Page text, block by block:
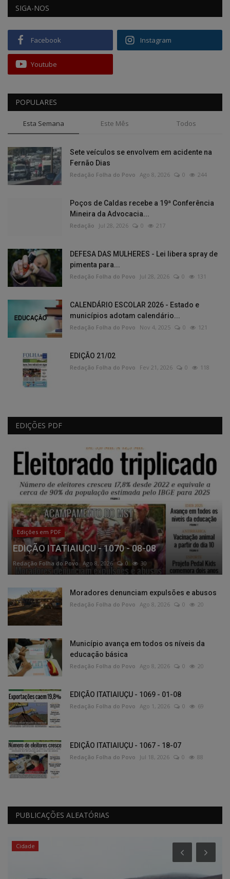
SIGA-NOS
Facebook Instagram
Youtube
POPULARES
Esta Semana Este Mês Todos
Sete veículos se envolvem em acidente na
Fernão Dias
Redação Folha do Povo Ago 8, 2026 0 244
Poços de Caldas recebe a 19ª Conferência
Mineira da Advocacia...
Redação Jul 28, 2026 0 217
DEFESA DAS MULHERES - Lei libera spray de
pimenta para...
Redação Folha do Povo Jul 28, 2026 0 131
CALENDÁRIO ESCOLAR 2026 - Estado e
municípios adotam calendário...
Redação Folha do Povo Nov 4, 2025 0 121
EDIÇÃO 21/02
Redação Folha do Povo Fev 21, 2026 0 118
EDIÇÕES PDF
Edições em PDF
EDIÇÃO ITATIAIUÇU - 1070 - 08-08
Redação Folha do Povo Ago 8, 2026 0 30
Moradores denunciam expulsões e abusos
Redação Folha do Povo Ago 8, 2026 0 20
Município avança em todos os níveis da
educação básica
Redação Folha do Povo Ago 8, 2026 0 20
EDIÇÃO ITATIAIUÇU - 1069 - 01-08
Redação Folha do Povo Ago 1, 2026 0 69
EDIÇÃO ITATIAIUÇU - 1067 - 18-07
Redação Folha do Povo Jul 18, 2026 0 88
PUBLICAÇÕES ALEATÓRIAS
Cidade